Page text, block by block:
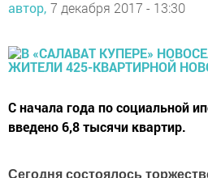
автор, 7 декабря 2017 - 13:30
С начала года по социальной
введено 6,8 тысячи квартир.
Сегодня состоялось